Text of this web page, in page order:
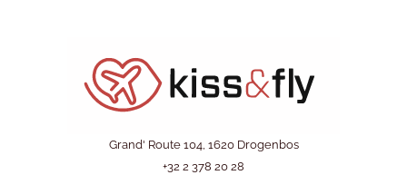
Grand' Route 104, 1620 Drogenbos
+32 2 378 20 28